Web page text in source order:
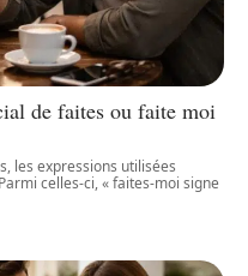
de faites ou faite moi
les expressions utilisées
celles-ci, « faites-moi signe